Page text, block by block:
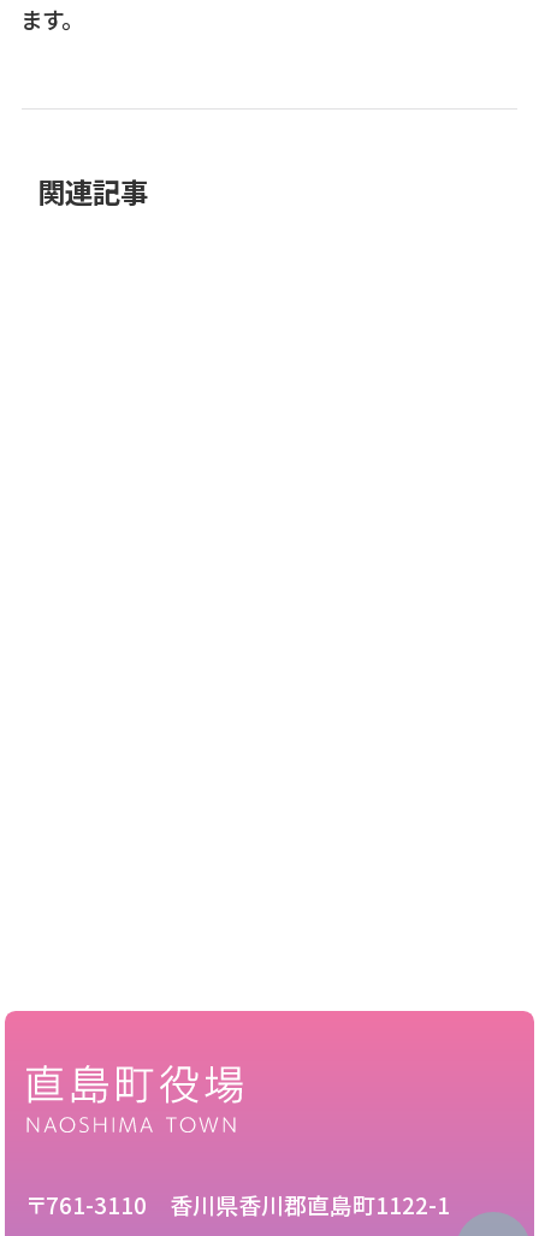
ます。
関連記事
〒761-3110 香川県香川郡直島町1122-1